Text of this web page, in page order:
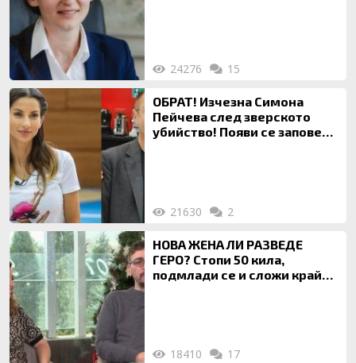
24276 15
ОБРАТ! Изчезна Симона
Пейчева след зверското
убийство! Появи се заповед
21630 2
НОВА ЖЕНА ЛИ РАЗВЕДЕ
ГЕРО? Стопи 50 кила,
подмлади се и сложи край
18410 17